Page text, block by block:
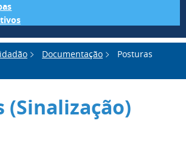
Documentação
Posturas
(Sinalização)